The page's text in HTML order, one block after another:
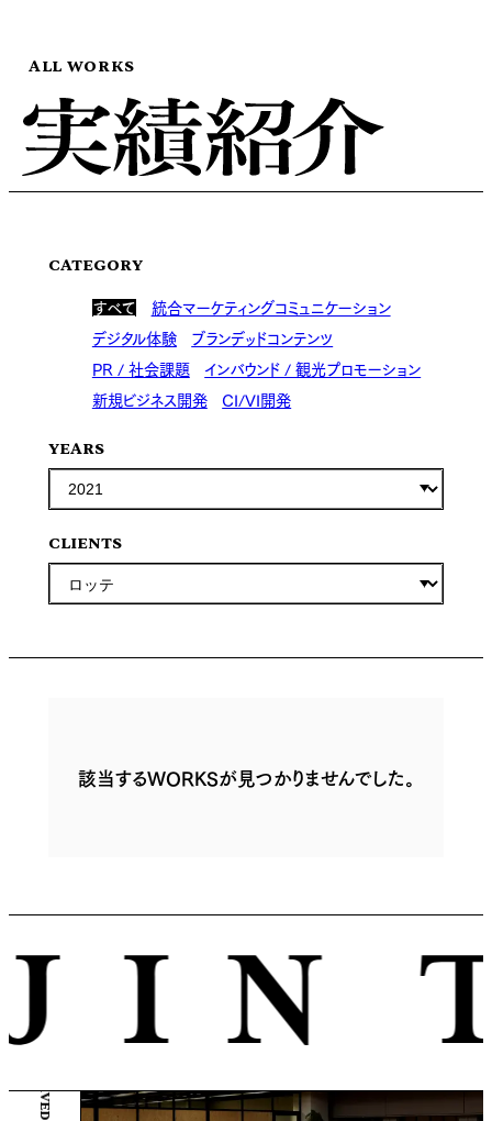
ALL WORKS
CATEGORY
すべて
統合マーケティングコミュニケーション
デジタル体験
ブランデッドコンテンツ
PR / 社会課題 インバウンド / 観光プロモーション
新規ビジネス開発 CI/VI開発
YEARS
CLIENTS
該当するWORKSが見つかりませんでした。
© ENJIN Inc. ALL RIGHTS RESERVED.